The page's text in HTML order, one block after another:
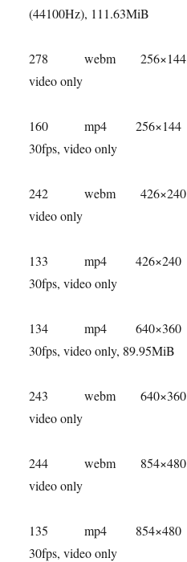
(44100Hz), 111.63MiB
278 webm 256×144
video only
160 mp4 256×144
30fps, video only
242 webm 426×240
video only
133 mp4 426×240
30fps, video only
134 mp4 640×360
30fps, video only, 89.95MiB
243 webm 640×360
video only
244 webm 854×480
video only
135 mp4 854×480
30fps, video only